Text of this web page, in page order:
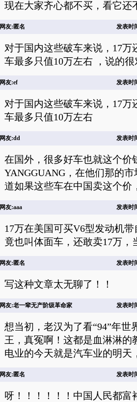
现在大家齐心都不买，看它还
网友:匿名 发表时
对于国内这些破车来说，17
车最多只值10万左右 ，说的很
网友:ef 发表时
对于国内这些破车来说，17
车最多只值10万左右
网友:dd 发表时
在国外，很多好车也就这个
YANGGUANG，在他们那的
道如果这些车在中国卖这个价
网友:aaa 发表时
17万在美国可买V6型发动机
竟也叫体面车，还敢卖17万，
网友:匿名 发表时
写这种文章太无聊了！！
网友:老一辈无产阶级革命家 发表时
想当初，老汉为了看“94”年
王，真冤啊！这都是血淋淋
电业的今天就是汽车业的明天
网友:匿名 发表时
呀！！！！！！中国人民都富